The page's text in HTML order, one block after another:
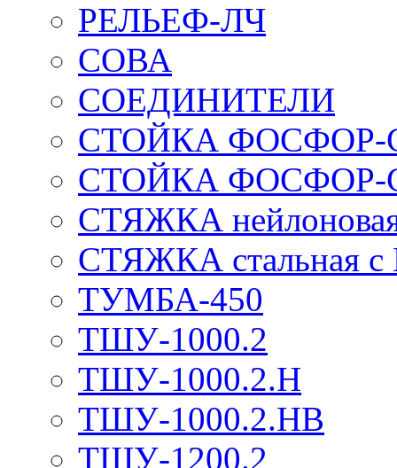
РЕЛЬЕФ-ЛЧ
СОВА
СОЕДИНИТЕЛИ
СТОЙКА ФОСФОР-
СТОЙКА ФОСФОР-
СТЯЖКА нейлоновая
СТЯЖКА стальная
ТУМБА-450
ТШУ-1000.2
ТШУ-1000.2.Н
ТШУ-1000.2.НВ
ТШУ-1200.2